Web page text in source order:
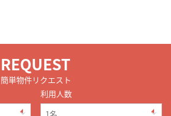
REQUEST
簡単物件リクエスト
利用人数